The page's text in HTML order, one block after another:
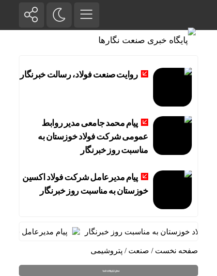
روایت صنعت فولاد،‌ رسالت خبرنگار
پیام محمد جامعی مدیر روابط
عمومی شرکت فولاد خوزستان به
مناسبت روز خبرنگار
پیام مدیرعامل شرکت فولاد اکسین
خوزستان به مناسبت روز خبرنگار
خوزستان به مناسبت روز خبرنگار پیام مدیرعامل شرکت
صفحه نخست / صنعت / پتروشیمی